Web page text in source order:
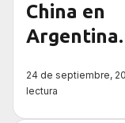
China en
Argentina
24 de septiembre,
lectura